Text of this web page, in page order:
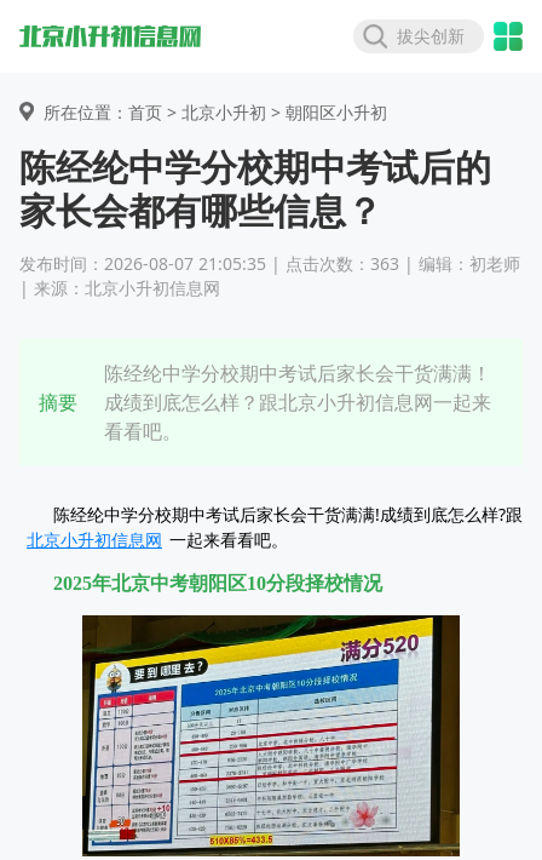
拔尖创新
所在位置：首页 > 北京小升初 > 朝阳区小升初
陈经纶中学分校期中考试后的
家长会都有哪些信息？
发布时间：2026-08-07 21:05:35 | 点击次数：363 | 编辑：初老师
| 来源：北京小升初信息网
摘要
陈经纶中学分校期中考试后家长会干货满满！
成绩到底怎么样？跟北京小升初信息网一起来
看看吧。
陈经纶中学分校期中考试后家长会干货满满!成绩到底怎么样?跟
北京小升初信息网 一起来看看吧。
2025年北京中考朝阳区10分段择校情况